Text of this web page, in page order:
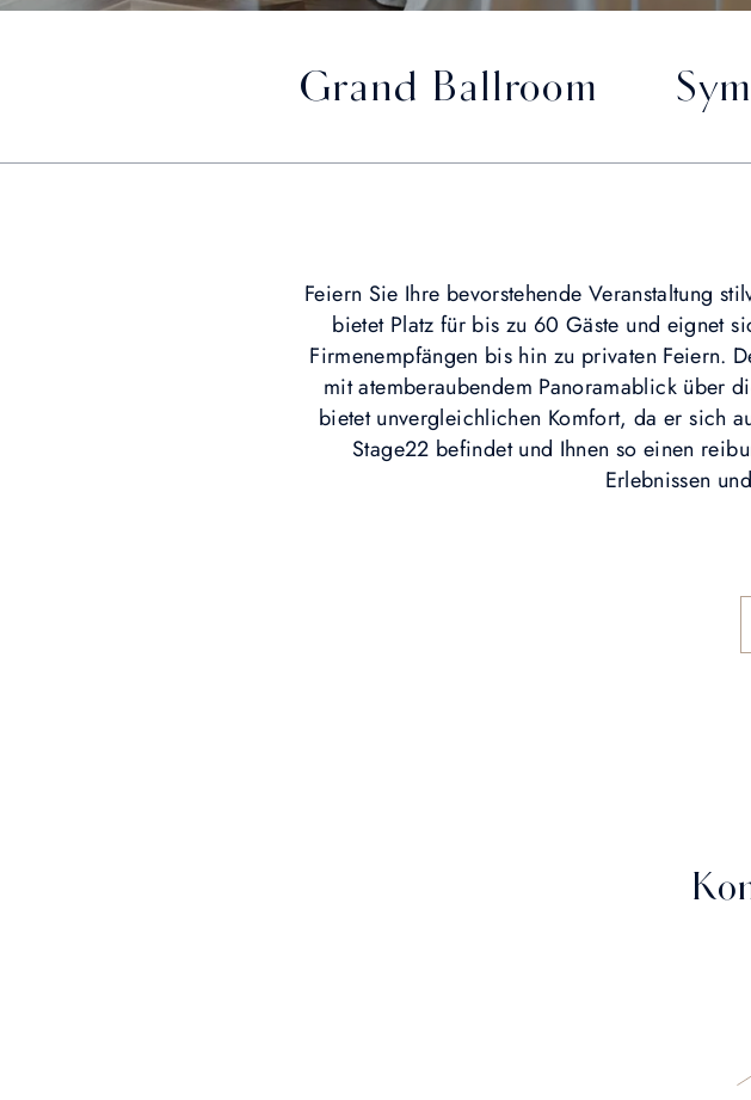
Grand Ballroom
Feiern Sie Ihre bevorstehende Veranstaltung
bietet Platz für bis zu 60 Gäste und eignet
Firmenempfängen bis hin zu privaten Feiern.
mit atemberaubendem Panoramablick über
bietet unvergleichlichen Komfort, da er sich
Stage22 befindet und Ihnen so einen
Erlebnissen